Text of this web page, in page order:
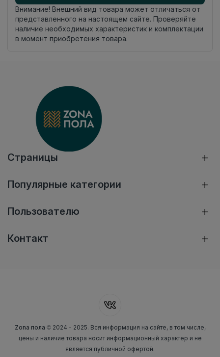
Внимание! Внешний вид товара может отличаться от
представленного на настоящем сайте. Проверяйте
наличие необходимых характеристик и комплектации
в момент приобретения товара.
Страницы
Популярные категории
Пользователю
Контакт
Zona пола © 2024 - 2025. Вся информация на сайте, в том числе,
цены и наличие товара носит информационный характер и не
является публичной офертой.